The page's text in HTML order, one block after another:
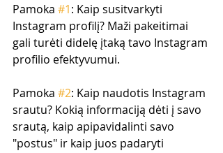
Pamoka #1: Kaip susitvarkyti
Instagram profilį? Maži pakeitimai
gali turėti didelę įtaką tavo Instagram
profilio efektyvumui.
Pamoka #2: Kaip naudotis Instagram
srautu? Kokią informaciją dėti į savo
srautą, kaip apipavidalinti savo
"postus" ir kaip juos padaryti